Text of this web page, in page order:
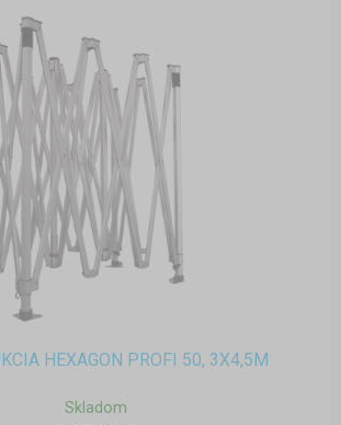
HEXAGON PROFI 50, 3X4,5M
Skladom